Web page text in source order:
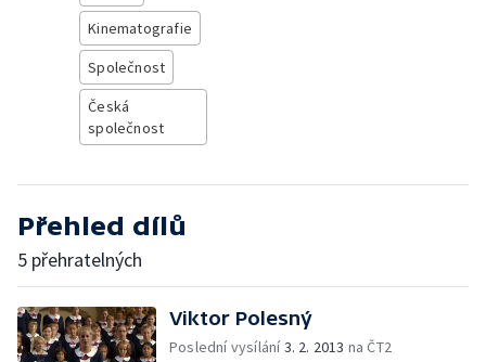
Kinematografie
Společnost
Česká
společnost
Přehled dílů
5 přehratelných
Viktor Polesný
Poslední vysílání3. 2. 2013 na ČT2